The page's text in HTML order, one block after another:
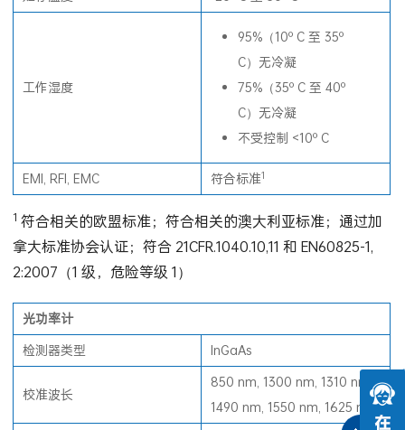
工作湿度
95%（10º C 至 35º
C）无冷凝
75%（35º C 至 40º
C）无冷凝
不受控制 <10º C
EMI, RFI, EMC 符合标准1
1 符合相关的欧盟标准；符合相关的澳大利亚标准；通过加
拿大标准协会认证；符合 21CFR.1040.10,11 和 EN60825-1,
2:2007（1 级，危险等级 1）
光功率计
检测器类型
InGaAs
校准波长
850 nm, 1300 nm, 1310 nm,
1490 nm, 1550 nm, 1625 nm